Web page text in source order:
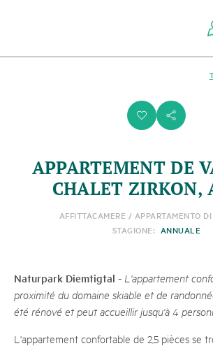
dei
i s
APPARTEMENT DE
CHALET ZIRKON,
AFFITTACAMERE / APPARTAMENTO
STAGIONE: ANNUALE
Naturpark Diemtigtal - L'appartement
proximité du domaine skiable et de
été rénové et peut accueillir jusqu'à 4
L'appartement confortable de 2,5 pièces se